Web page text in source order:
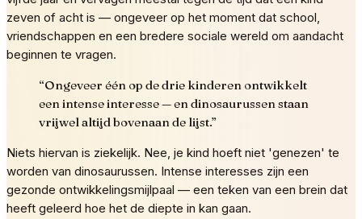
zeven of acht is — ongeveer op het moment dat school,
vriendschappen en een bredere sociale wereld om aandacht
beginnen te vragen.
“Ongeveer één op de drie kinderen ontwikkelt
een intense interesse — en dinosaurussen staan
vrijwel altijd bovenaan de lijst.”
Niets hiervan is ziekelijk. Nee, je kind hoeft niet 'genezen' te
worden van dinosaurussen. Intense interesses zijn een
gezonde ontwikkelingsmijlpaal — een teken van een brein dat
heeft geleerd hoe het de diepte in kan gaan.